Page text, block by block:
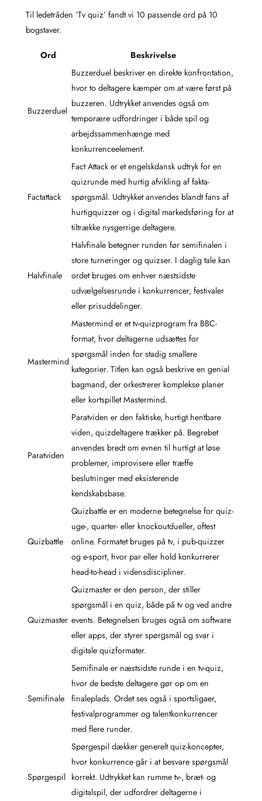
Til ledetråden ‘Tv quiz’ fandt vi 10 passende ord på 10
bogstaver.
Ord Beskrivelse
Buzzerduel
Buzzerduel beskriver en direkte konfrontation,
hvor to deltagere kæmper om at være først på
buzzeren. Udtrykket anvendes også om
temporære udfordringer i både spil og
arbejdssammenhænge med
konkurrenceelement.
Factattack
Fact Attack er et engelskdansk udtryk for en
quizrunde med hurtig afvikling af fakta-
spørgsmål. Udtrykket anvendes blandt fans af
hurtigquizzer og i digital markedsføring for at
tiltrække nysgerrige deltagere.
Halvfinale
Halvfinale betegner runden før semifinalen i
store turneringer og quizser. I daglig tale kan
ordet bruges om enhver næstsidste
udvælgelsesrunde i konkurrencer, festivaler
eller prisuddelinger.
Mastermind
Mastermind er et tv-quizprogram fra BBC-
format, hvor deltagerne udsættes for
spørgsmål inden for stadig smallere
kategorier. Titlen kan også beskrive en genial
bagmand, der orkestrerer komplekse planer
eller kortspillet Mastermind.
Paratviden
Paratviden er den faktiske, hurtigt hentbare
viden, quizdeltagere trækker på. Begrebet
anvendes bredt om evnen til hurtigt at løse
problemer, improvisere eller træffe
beslutninger med eksisterende
kendskabsbase.
Quizbattle
Quizbattle er en moderne betegnelse for quiz-
uge-, quarter- eller knockoutdueller, oftest
online. Formatet bruges på tv, i pub-quizzer
og e-sport, hvor par eller hold konkurrerer
head-to-head i vidensdiscipliner.
Quizmaster
Quizmaster er den person, der stiller
spørgsmål i en quiz, både på tv og ved andre
events. Betegnelsen bruges også om software
eller apps, der styrer spørgsmål og svar i
digitale quizformater.
Semifinale
Semifinale er næstsidste runde i en tv-quiz,
hvor de bedste deltagere gør op om en
finaleplads. Ordet ses også i sportsligaer,
festivalprogrammer og talentkonkurrencer
med flere runder.
Spørgespil
Spørgespil dækker generelt quiz-koncepter,
hvor konkurrence går i at besvare spørgsmål
korrekt. Udtrykket kan rumme tv-, bræt- og
digitalspil, der udfordrer deltagerne i